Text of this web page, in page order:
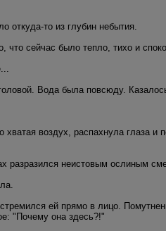
откуда-то из глубин небытия.
что сейчас было тепло, тихо и
Вода была повсюду.
воздух, распахнула глаза и
разразился неистовым ослиным
ей прямо в лицо.
"Почему она здесь?!"